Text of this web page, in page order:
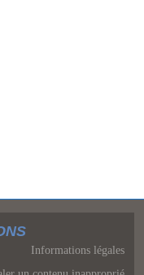
Informations légales